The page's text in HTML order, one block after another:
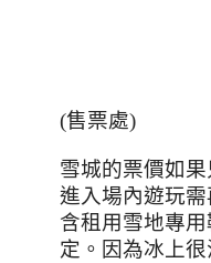
(售票處)
雪城的票價如
進入場內遊玩需
含租用雪地專
定。因為冰上